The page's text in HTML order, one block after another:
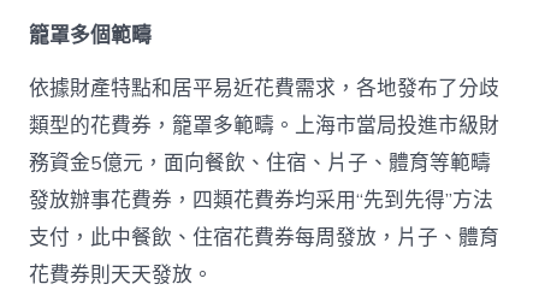
真
金
查
包
養
網
站
白
籠罩多個範疇
依據財產特點和居平易近花費需求，各地發布了分歧
類型的花費券，籠罩多範疇。上海市當局投進市級財
務資金5億元，面向餐飲、住宿、片子、體育等範疇
發放辦事花費券，四類花費券均采用“先到先得”方法
支付，此中餐飲、住宿花費券每周發放，片子、體育
花費券則天天發放。